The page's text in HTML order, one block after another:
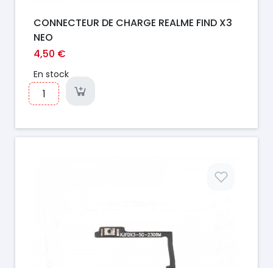
CONNECTEUR DE CHARGE REALME FIND X3
NEO
4,50 €
En stock